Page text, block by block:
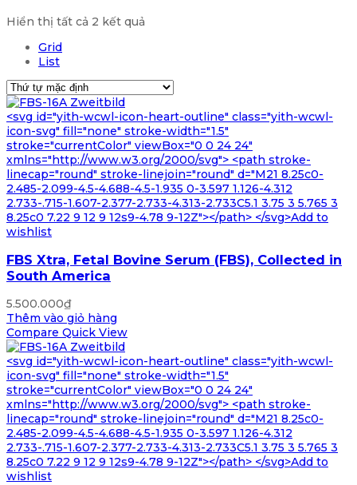
Hiển thị tất cả 2 kết quả
Grid
List
<svg id="yith-wcwl-icon-heart-outline" class="yith-wcwl-
icon-svg" fill="none" stroke-width="1.5"
stroke="currentColor" viewBox="0 0 24 24"
xmlns="http://www.w3.org/2000/svg"> <path stroke-
linecap="round" stroke-linejoin="round" d="M21 8.25c0-
2.485-2.099-4.5-4.688-4.5-1.935 0-3.597 1.126-4.312
2.733-.715-1.607-2.377-2.733-4.313-2.733C5.1 3.75 3 5.765 3
8.25c0 7.22 9 12 9 12s9-4.78 9-12Z"></path> </svg>Add to
wishlist
FBS Xtra, Fetal Bovine Serum (FBS), Collected in
South America
5.500.000₫
Thêm vào giỏ hàng
Compare Quick View
<svg id="yith-wcwl-icon-heart-outline" class="yith-wcwl-
icon-svg" fill="none" stroke-width="1.5"
stroke="currentColor" viewBox="0 0 24 24"
xmlns="http://www.w3.org/2000/svg"> <path stroke-
linecap="round" stroke-linejoin="round" d="M21 8.25c0-
2.485-2.099-4.5-4.688-4.5-1.935 0-3.597 1.126-4.312
2.733-.715-1.607-2.377-2.733-4.313-2.733C5.1 3.75 3 5.765 3
8.25c0 7.22 9 12 9 12s9-4.78 9-12Z"></path> </svg>Add to
wishlist